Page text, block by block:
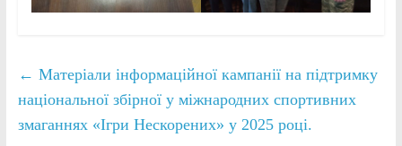
← Матеріали інформаційної кампанії на підтримку
національної збірної у міжнародних спортивних
змаганнях «Ігри Нескорених» у 2025 році.